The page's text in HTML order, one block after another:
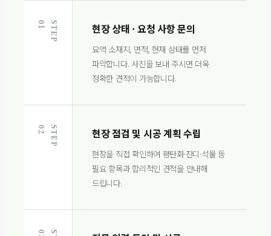
S
T
E
P
0
1 현장 상태 · 요청 사항 문의
묘역 소재지, 면적, 현재 상태를 먼저
파악합니다. 사진을 보내 주시면 더욱
정확한 견적이 가능합니다.
S
T
E
P
0
2 현장 점검 및 시공 계획 수립
현장을 직접 확인하여 평탄화·잔디·석물 등
필요 항목과 합리적인 견적을 안내해
드립니다.